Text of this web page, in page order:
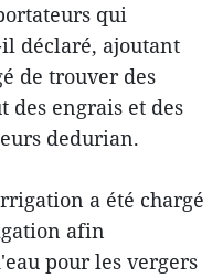
qui
déclaré, ajoutant
de trouver des
des engrais et des
dedurian.
a été chargé
afin
pour les vergers